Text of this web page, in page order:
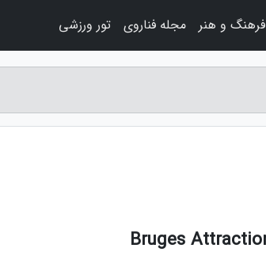
فرهنگ و هنر مجله فناروی تور ورزشی